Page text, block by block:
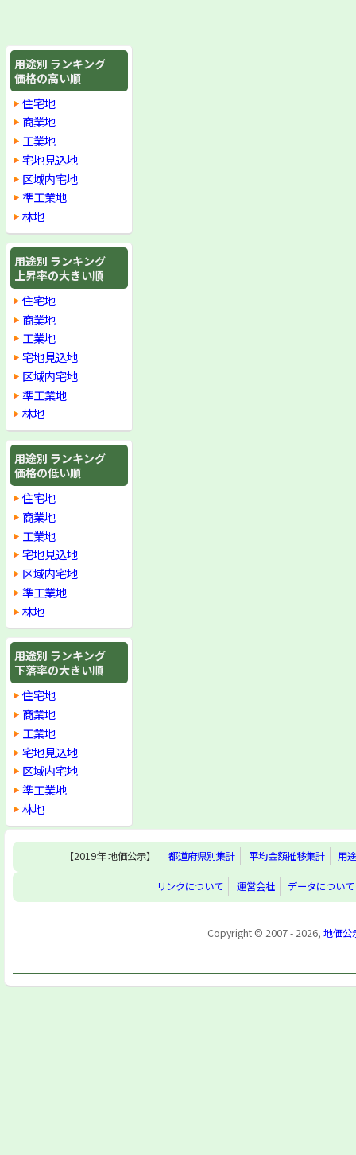
用途別 ランキング
価格の高い順
住宅地
商業地
工業地
宅地見込地
区域内宅地
準工業地
林地
用途別 ランキング
上昇率の大きい順
住宅地
商業地
工業地
宅地見込地
区域内宅地
準工業地
林地
用途別 ランキング
価格の低い順
住宅地
商業地
工業地
宅地見込地
区域内宅地
準工業地
林地
用途別 ランキング
下落率の大きい順
住宅地
商業地
工業地
宅地見込地
区域内宅地
準工業地
林地
【2019年 地価公示】 都道府県別集計 平均金額推移集計 用
リンクについて 運営会社 データについて
Copyright © 2007 - 2026, 地価公